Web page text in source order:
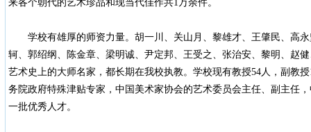
来各个朝代的艺术珍品和现当代佳作共1万余件。
学校有雄厚的师资力量。胡一川、关山月、黎雄才、王肇民、高永
轲、郭绍纲、陈金章、梁明诚、尹定邦、王受之、张治安、黎明、赵
艺术史上的大师名家，都长期在我校执教。学校现有教授54人，副教
务院政府特殊津贴专家，中国美术家协会的艺术委员会主任、副主任
一批优秀人才。